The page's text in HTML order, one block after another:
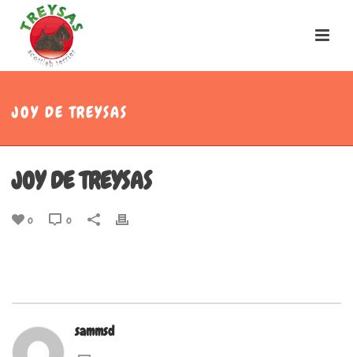
JOY DE TREYSAS
JOY DE TREYSAS
0 0
sammsd